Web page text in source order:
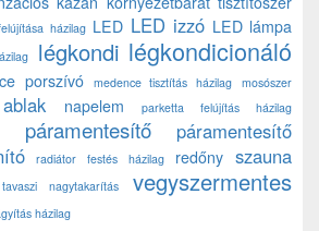
házilag LED LED izzó LED lámpa
légkondi légkondicionáló
porszívó medence tisztítás házilag
mosószer
napelem
parketta felújítás házilag
páramentesítő
páramentesítő
radiátor festés házilag redőny szauna
tavaszi nagytakarítás
vegyszermentes
házilag